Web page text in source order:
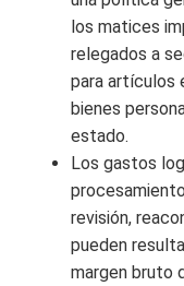
los matices
relegados a
para artículos
bienes
estado.
Los gastos
revisión,
pueden
margen bruto